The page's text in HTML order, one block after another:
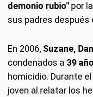
demonio rubio" por
sus padres después
En 2006, Suzane,
condenados a 39
homicidio. Durante
joven al relatar los